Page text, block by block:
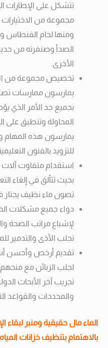
تتشكل على الإطارات
مجموعة من الاختيارات
ومنها لحام الفنطاس
الصدأ وصنفرته من
الأخرى.
تخصيص مجموعة من
يمارسون ممارسات
بجميع جد الأمر الذي
المحاولة وتنطبق على
يمارسون هذه المهام
للتزويد بالفنون
استقدام متفاوت آلات
بحيث تتألق في إلغاء
تصون ماء نظيف
دواء جميع مشكلات
لإشباع مراتب الصحة
تجلب الأذى والتدمير
تقديم أرخص وأحسن
لجلب الزبائن مع
تجريب آخر الأبحاث
والمحددات والقواعد
الماء مال حقيقية ومنبر لبقاء
بالاهتمام بتنظيف خزانات